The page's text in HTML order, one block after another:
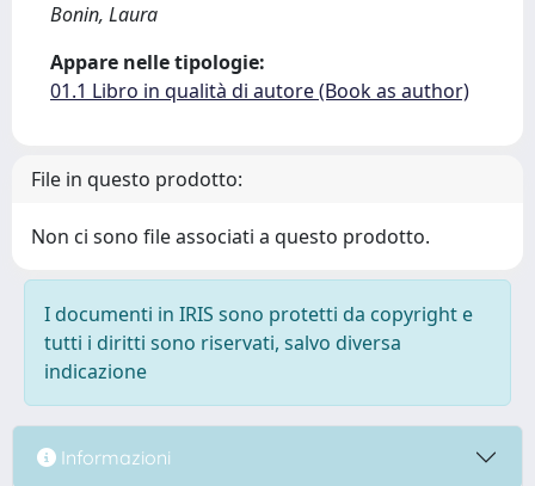
Bonin, Laura
Appare nelle tipologie:
01.1 Libro in qualità di autore (Book as author)
File in questo prodotto:
Non ci sono file associati a questo prodotto.
I documenti in IRIS sono protetti da copyright e
tutti i diritti sono riservati, salvo diversa
indicazione
Informazioni